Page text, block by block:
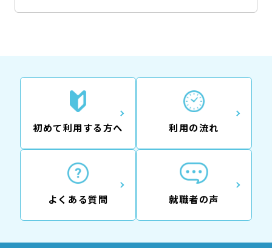
初めて利用する方へ 利用の流れ
よくある質問 就職者の声